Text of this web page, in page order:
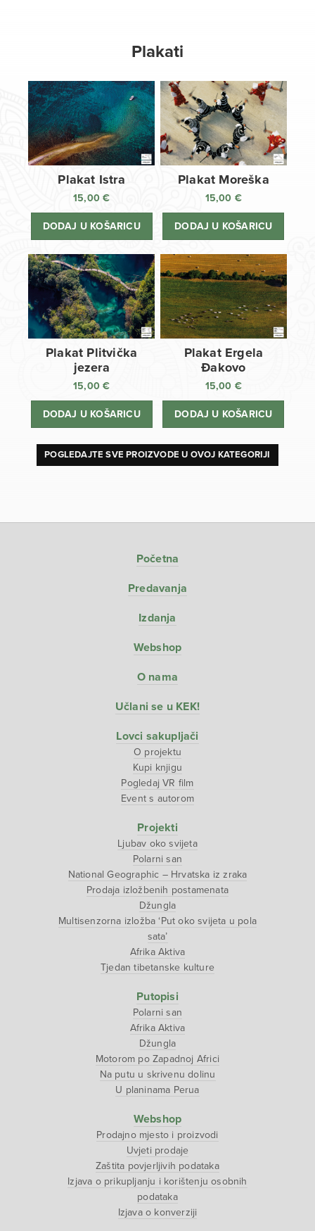
Plakati
Plakat Istra
15,00€
DODAJ U KOŠARICU
Plakat Moreška
15,00 €
DODAJ U KOŠARICU
Plakat Plitvička
jezera
15,00€
DODAJ U KOŠARICU
Plakat Ergela
Đakovo
15,00 €
DODAJ U KOŠARICU
POGLEDAJTE SVE PROIZVODE U OVOJ KATEGORIJI
Početna
Predavanja
Izdanja
Webshop
O nama
Učlani se u KEK!
Lovci sakupljači
O projektu
Kupi knjigu
Pogledaj VR film
Event s autorom
Projekti
Ljubav oko svijeta
Polarni san
National Geographic – Hrvatska iz zraka
Prodaja izložbenih postamenata
Džungla
Multisenzorna izložba ‘Put oko svijeta u pola
sata’
Afrika Aktiva
Tjedan tibetanske kulture
Putopisi
Polarni san
Afrika Aktiva
Džungla
Motorom po Zapadnoj Africi
Na putu u skrivenu dolinu
U planinama Perua
Webshop
Prodajno mjesto i proizvodi
Uvjeti prodaje
Zaštita povjerljivih podataka
Izjava o prikupljanju i korištenju osobnih
podataka
Izjava o konverziji